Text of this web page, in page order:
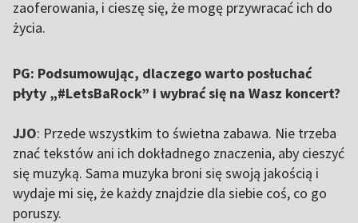
zaoferowania, i cieszę się, że mogę przywracać ich do
życia.
PG: Podsumowując, dlaczego warto posłuchać
płyty „#LetsBaRock” i wybrać się na Wasz koncert?
JJO: Przede wszystkim to świetna zabawa. Nie trzeba
znać tekstów ani ich dokładnego znaczenia, aby cieszyć
się muzyką. Sama muzyka broni się swoją jakością i
wydaje mi się, że każdy znajdzie dla siebie coś, co go
poruszy.